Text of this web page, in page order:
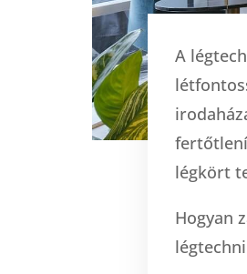
A
légkört
Hogyan